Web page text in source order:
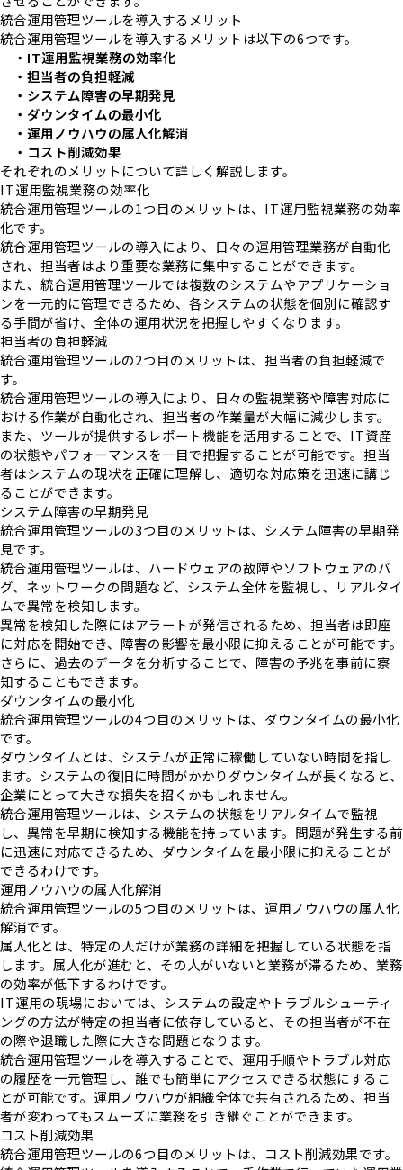
統合運用管理ツールを導入するメリット
統合運用管理ツールを導入するメリットは以下の6つです。
・IT運用監視業務の効率化
・担当者の負担軽減
・システム障害の早期発見
・ダウンタイムの最小化
・運用ノウハウの属人化解消
・コスト削減効果
それぞれのメリットについて詳しく解説します。
IT運用監視業務の効率化
統合運用管理ツールの1つ目のメリットは、IT運用監視業務の効率
化です。
統合運用管理ツールの導入により、日々の運用管理業務が自動化
され、担当者はより重要な業務に集中することができます。
また、統合運用管理ツールでは複数のシステムやアプリケーショ
ンを一元的に管理できるため、各システムの状態を個別に確認す
る手間が省け、全体の運用状況を把握しやすくなります。
担当者の負担軽減
統合運用管理ツールの2つ目のメリットは、担当者の負担軽減で
す。
統合運用管理ツールの導入により、日々の監視業務や障害対応に
おける作業が自動化され、担当者の作業量が大幅に減少します。
また、ツールが提供するレポート機能を活用することで、IT資産
の状態やパフォーマンスを一目で把握することが可能です。担当
者はシステムの現状を正確に理解し、適切な対応策を迅速に講じ
ることができます。
システム障害の早期発見
統合運用管理ツールの3つ目のメリットは、システム障害の早期発
見です。
統合運用管理ツールは、ハードウェアの故障やソフトウェアのバ
グ、ネットワークの問題など、システム全体を監視し、リアルタイ
ムで異常を検知します。
異常を検知した際にはアラートが発信されるため、担当者は即座
に対応を開始でき、障害の影響を最小限に抑えることが可能です。
さらに、過去のデータを分析することで、障害の予兆を事前に察
知することもできます。
ダウンタイムの最小化
統合運用管理ツールの4つ目のメリットは、ダウンタイムの最小化
です。
ダウンタイムとは、システムが正常に稼働していない時間を指し
ます。システムの復旧に時間がかかりダウンタイムが長くなると、
企業にとって大きな損失を招くかもしれません。
統合運用管理ツールは、システムの状態をリアルタイムで監視
し、異常を早期に検知する機能を持っています。問題が発生する前
に迅速に対応できるため、ダウンタイムを最小限に抑えることが
できるわけです。
運用ノウハウの属人化解消
統合運用管理ツールの5つ目のメリットは、運用ノウハウの属人化
解消です。
属人化とは、特定の人だけが業務の詳細を把握している状態を指
します。属人化が進むと、その人がいないと業務が滞るため、業務
の効率が低下するわけです。
IT運用の現場においては、システムの設定やトラブルシューティ
ングの方法が特定の担当者に依存していると、その担当者が不在
の際や退職した際に大きな問題となります。
統合運用管理ツールを導入することで、運用手順やトラブル対応
の履歴を一元管理し、誰でも簡単にアクセスできる状態にするこ
とが可能です。運用ノウハウが組織全体で共有されるため、担当
者が変わってもスムーズに業務を引き継ぐことができます。
コスト削減効果
統合運用管理ツールの6つ目のメリットは、コスト削減効果です。